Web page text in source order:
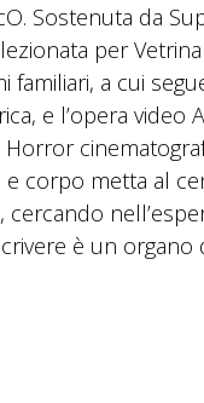
Sostenuta da
per
a cui
e l’opera video
corpo metta al
cercando
è un organo